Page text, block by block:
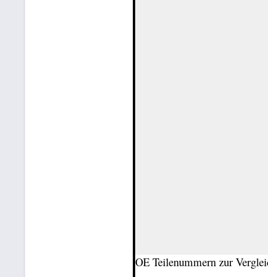
OE Teilenummern zur